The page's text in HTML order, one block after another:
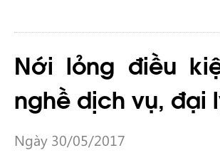
Nới lỏng điều
nghề dịch vụ, đại
Ngày 30/05/2017